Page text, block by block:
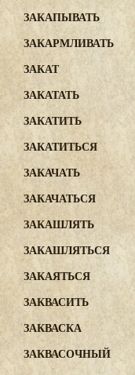
ЗАКАПЫВАТЬ
ЗАКАРМЛИВАТЬ
ЗАКАТ
ЗАКАТАТЬ
ЗАКАТИТЬ
ЗАКАТИТЬСЯ
ЗАКАЧАТЬ
ЗАКАЧАТЬСЯ
ЗАКАШЛЯТЬ
ЗАКАШЛЯТЬСЯ
ЗАКАЯТЬСЯ
ЗАКВАСИТЬ
ЗАКВАСКА
ЗАКВАСОЧНЫЙ